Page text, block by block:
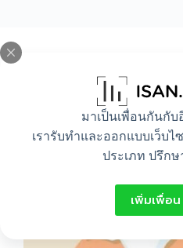
มาเป็นเพื่อนกันกับ
เรารับทำและออกแบบเว็บ
ประเภท ปรึกษ
เพิ่มเพื่อน
กฎหมายสมรสเท่าเทียม ! อนุ
สิทธิอย่างไรบ้าง